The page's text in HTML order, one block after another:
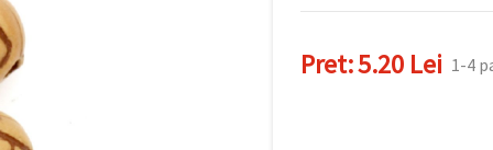
Pret:5.20 Lei 1-4